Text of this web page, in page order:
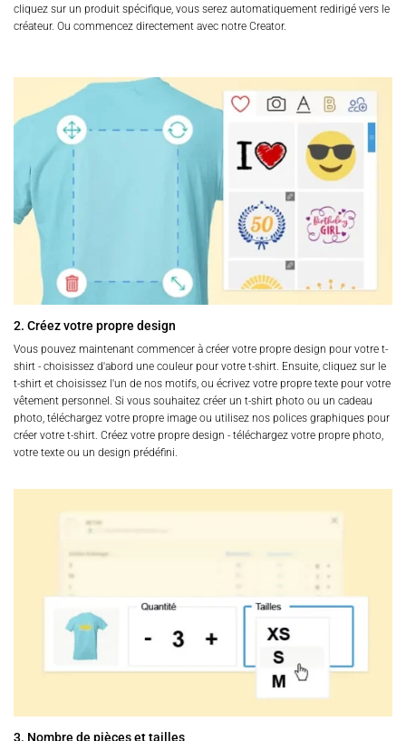
cliquez sur un produit spécifique, vous serez automatiquement redirigé vers le
créateur. Ou commencez directement avec notre Creator.
2. Créez votre propre design
Vous pouvez maintenant commencer à créer votre propre design pour votre t-
shirt - choisissez d'abord une couleur pour votre t-shirt. Ensuite, cliquez sur le
t-shirt et choisissez l'un de nos motifs, ou écrivez votre propre texte pour votre
vêtement personnel. Si vous souhaitez créer un t-shirt photo ou un cadeau
photo, téléchargez votre propre image ou utilisez nos polices graphiques pour
créer votre t-shirt. Créez votre propre design - téléchargez votre propre photo,
votre texte ou un design prédéfini.
3. Nombre de pièces et tailles